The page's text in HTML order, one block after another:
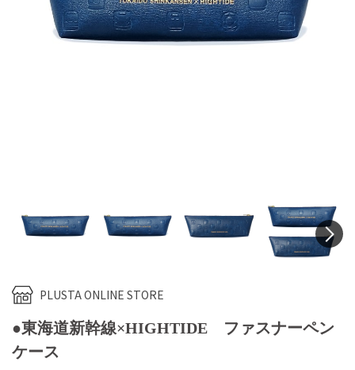
PLUSTA ONLINE STORE
●東海道新幹線×HIGHTIDE ファスナーペン
ケース